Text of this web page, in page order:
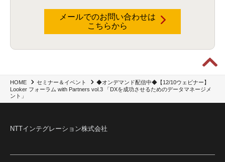
HOME セミナー＆イベント
◆オンデマンド配信中◆【12/10ウェビナー】
Looker フォーラム with Partners vol.3 「DXを成功させるためのデータマネージメ
ント」
メールでのお問い合わせは
こちらから
NTTインテグレーション株式会社